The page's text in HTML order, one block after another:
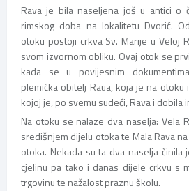
Rava je bila naseljena još u antici o
rimskog doba na lokalitetu Dvorić.
otoku postoji crkva Sv. Marije u Veloj
svom izvornom obliku. Ovaj otok se
kada se u povijesnim
plemićka obitelj Raua, koja je na
kojoj je, po svemu sudeći, Rava i dobila
Na otoku se nalaze dva naselja: Vela
središnjem dijelu otoka te Mala Rava
otoka. Nekada su ta dva naselja činila
cjelinu pa tako i danas dijele crkvu s
trgovinu te nažalost praznu školu.